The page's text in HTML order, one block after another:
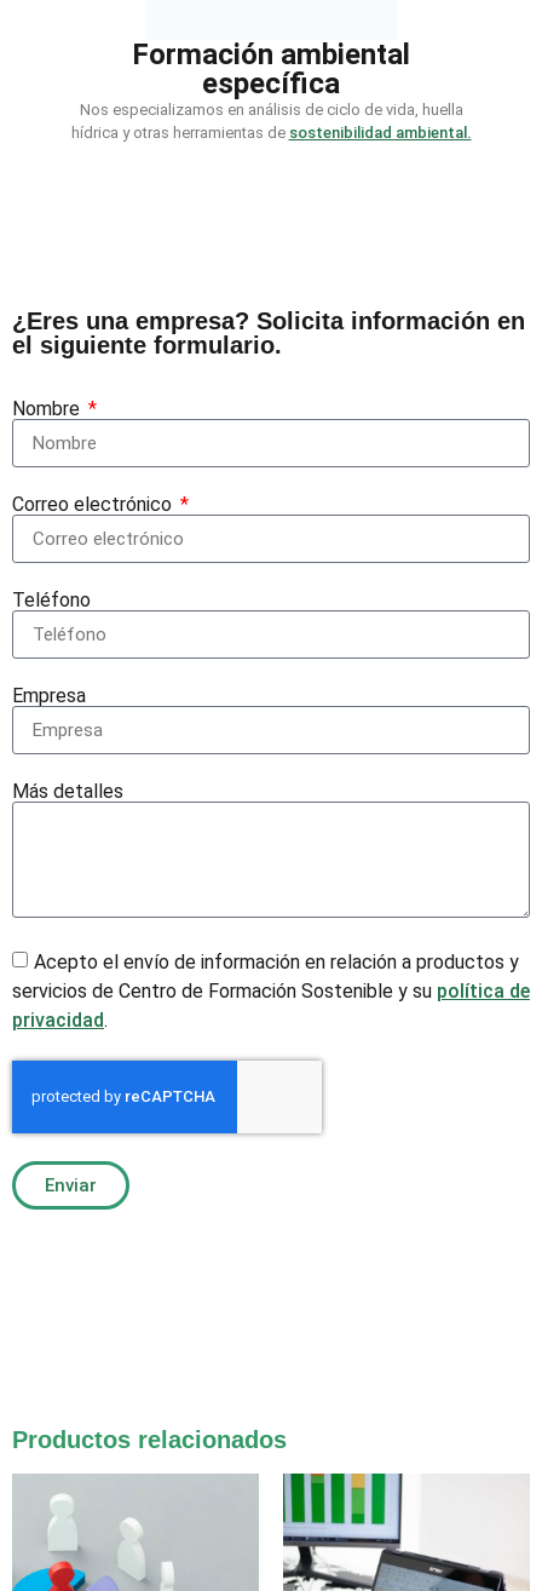
Formación ambiental
específica
Nos especializamos en análisis de ciclo de vida, huella
hídrica y otras herramientas de sostenibilidad ambiental.
¿Eres una empresa? Solicita información en
el siguiente formulario.
Nombre
Correo electrónico
Teléfono
Empresa
Más detalles
Acepto el envío de información en relación a productos y
servicios de Centro de Formación Sostenible y su política de
privacidad.
Enviar
Productos relacionados